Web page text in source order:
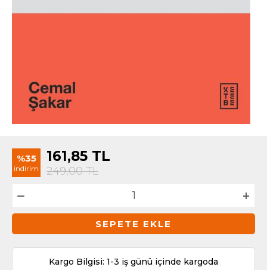
%35
indirim
161,85 TL
249,00TL
SEPETE EKLE
Kargo Bilgisi: 1-3 iş günü içinde kargoda